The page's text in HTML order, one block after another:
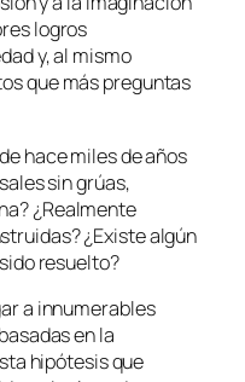
logros
y, al mismo
que más preguntas
hace miles de años
sin grúas,
¿Realmente
¿Existe algún
resuelto?
a innumerables
en la
hipótesis que